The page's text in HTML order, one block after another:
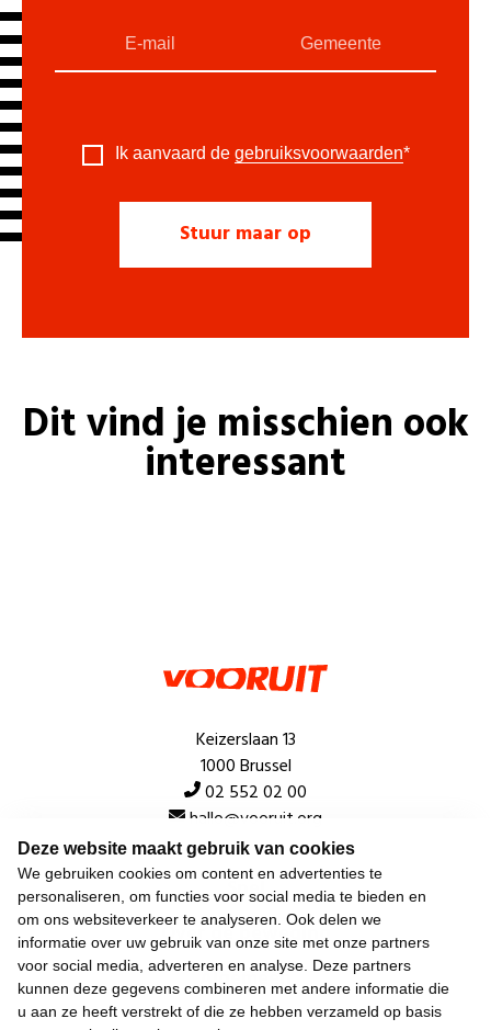
Deze website maakt gebruik van cookies
We gebruiken cookies om content en advertenties te
personaliseren, om functies voor social media te bieden en
om ons websiteverkeer te analyseren. Ook delen we
informatie over uw gebruik van onze site met onze partners
voor social media, adverteren en analyse. Deze partners
kunnen deze gegevens combineren met andere informatie die
u aan ze heeft verstrekt of die ze hebben verzameld op basis
Ik aanvaard de gebruiksvoorwaarden*
Dit vind je misschien ook
interessant
Keizerslaan 13
1000 Brussel
02 552 02 00
hallo@vooruit.org
Snel
Over de beweging
Algemeen